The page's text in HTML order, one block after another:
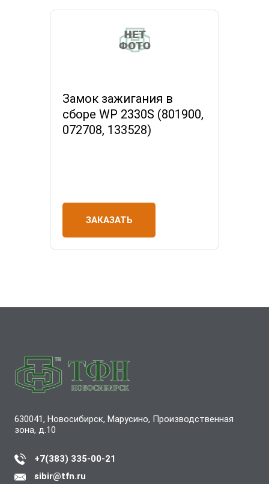
Замок зажигания в
сборе WP 2330S (801900,
072708, 133528)
ЗАКАЗАТЬ
630041, Новосибирск, Марусино, Производственная
зона, д.10
+7(383) 335-00-21
sibir@tfn.ru